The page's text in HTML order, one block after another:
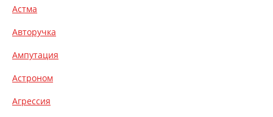
Астма
Авторучка
Ампутация
Астроном
Агрессия